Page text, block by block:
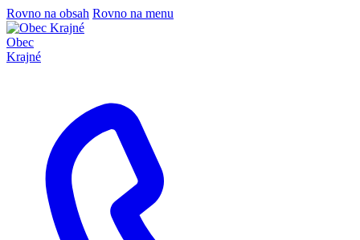
Rovno na obsah Rovno na menu
Obec
Krajné